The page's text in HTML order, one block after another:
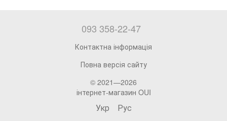
093 358-22-47
Контактна інформація
Повна версія сайту
© 2021—2026
інтернет-магазин OUI
Укр Рус